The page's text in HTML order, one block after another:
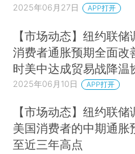
2025年06月27日 APP打开
【市场动态】纽约联储
消费者通胀预期全面改
时美中达成贸易战降温
2025年06月10日 APP打开
【市场动态】纽约联储
美国消费者的中期通胀
至近三年高点